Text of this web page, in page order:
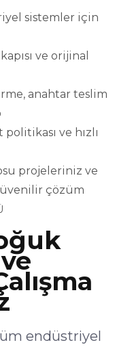
sistemler için
ve orijinal
anahtar teslim
ve hızlı
projeleriniz ve
çözüm
endüstriyel